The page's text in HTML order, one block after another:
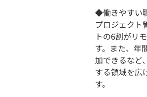
◆働きやすい
プロジェクト
トの6割がリ
す。また、年
加できるなど
する領域を広
す。